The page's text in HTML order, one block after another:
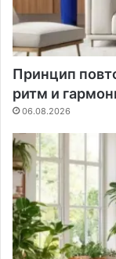
Принцип
ритм и
06.08.2026